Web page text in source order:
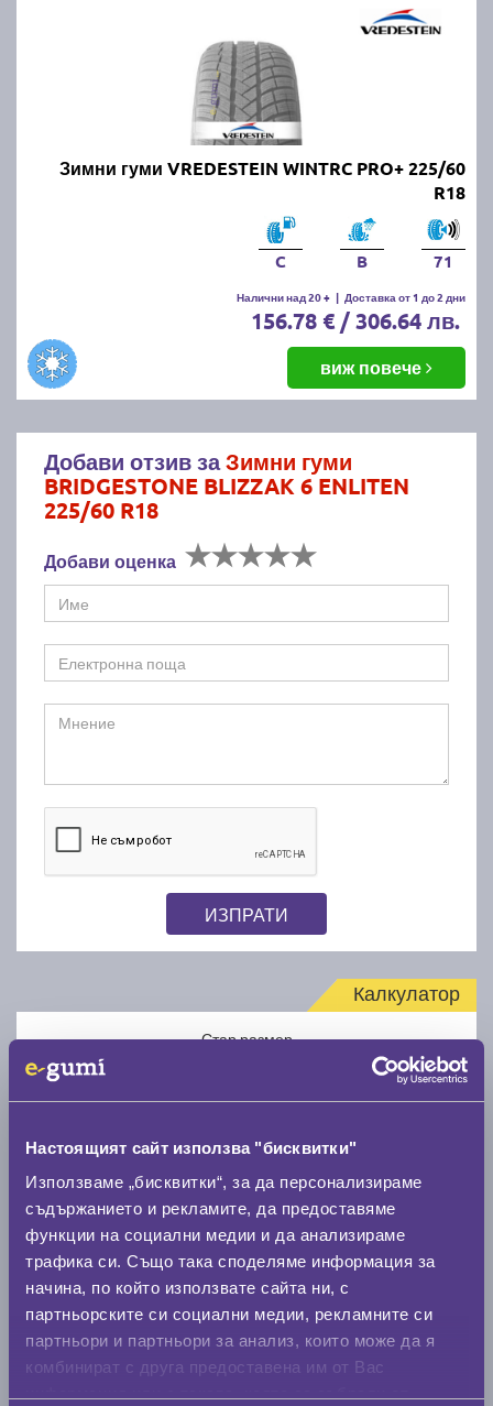
Настоящият сайт използва "бисквитки"
Използваме „бисквитки“, за да персонализираме
съдържанието и рекламите, да предоставяме
функции на социални медии и да анализираме
трафика си. Също така споделяме информация за
начина, по който използвате сайта ни, с
партньорските си социални медии, рекламните си
партньори и партньори за анализ, които може да я
комбинират с друга предоставена им от Вас
Зимни гуми VREDESTEIN WINTRC PRO+ 225/60
R18
C B 71
Налични над 20 + | Доставка от 1 до 2 дни
156.78 € / 306.64 лв.
виж повече
Добави отзив заЗимни гуми
BRIDGESTONE BLIZZAK 6 ENLITEN
225/60 R18
Добави оценка
ИЗПРАТИ
Калкулатор
Стар размер
Нов размер
Стар размер